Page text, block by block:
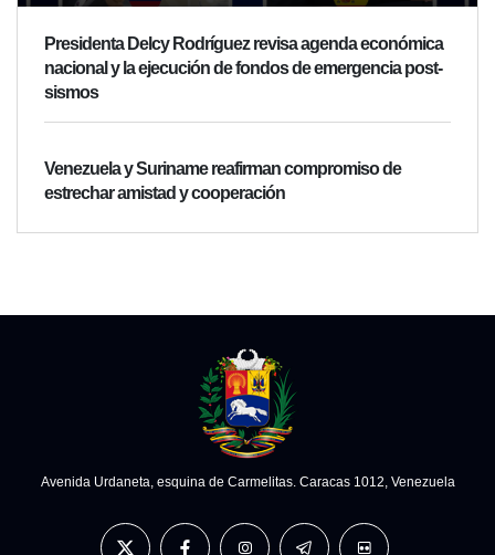
Presidenta Delcy Rodríguez revisa agenda económica
nacional y la ejecución de fondos de emergencia post-
sismos
Venezuela y Suriname reafirman compromiso de
estrechar amistad y cooperación
Avenida Urdaneta, esquina de Carmelitas. Caracas 1012, Venezuela